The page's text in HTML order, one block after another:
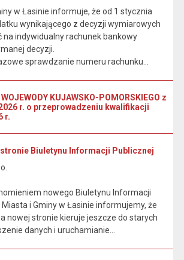
w Łasinie informuje, że od 1 stycznia
wynikającego z decyzji wymiarowych
na indywidualny rachunek bankowy
decyzji.
sprawdzanie numeru rachunku...
KUJAWSKO-POMORSKIEGO z
r. o przeprowadzeniu kwalifikacji
r.
Biuletynu Informacji Publicznej
nowego Biuletynu Informacji
i Gminy w Łasinie informujemy, że
nowej stronie kieruje jeszcze do starych
danych i uruchamianie...